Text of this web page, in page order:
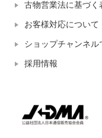
古物営業法に基づく
お客様対応について
ショップチャンネル
採用情報